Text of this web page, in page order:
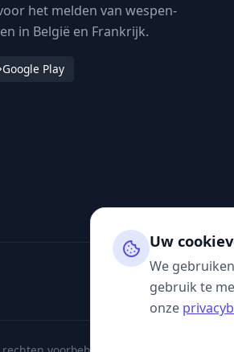
het melden van wespen-
in België en Frankrijk.
Google Play
Uw
We
gebruik te
onze